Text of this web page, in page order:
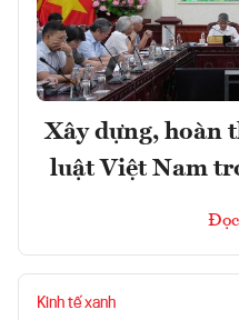
Xây dựng, hoàn
luật Việt Nam
Kinh tế xanh